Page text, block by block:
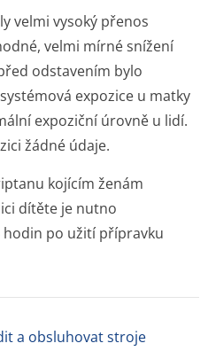
velmi vysoký přenos
velmi mírné snížení
odstavením bylo
expozice u matky
expoziční úrovně u lidí.
žádné údaje.
kojícím ženám
dítěte je nutno
hodin po užití přípravku
a obsluhovat stroje